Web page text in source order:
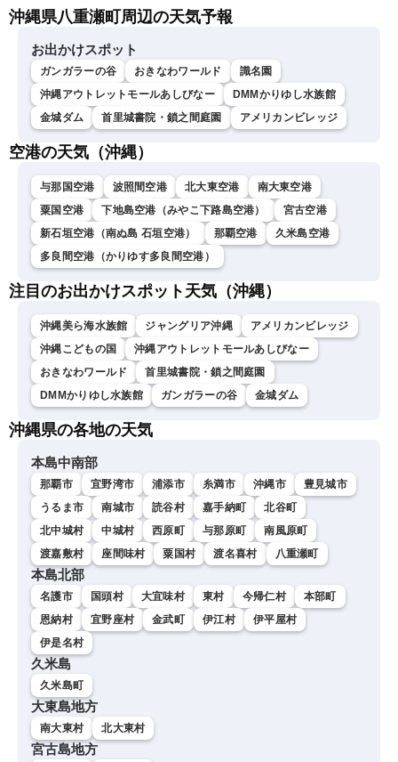
ースLiVEサンシャイン・魚
沖縄県八重瀬町周辺の天気予報
お出かけスポット
ガンガラーの谷 おきなわワールド
識名園
沖縄アウトレットモールあしびなー
DMMかりゆし水族館
金城ダム
首里城書院・鎖之間庭園 アメリカンビレッジ
空港の天気（沖縄）
与那国空港 波照間空港 北大東空港
南大東空港
粟国空港
下地島空港（みやこ下路島空港）
宮古空港
新石垣空港（南ぬ島 石垣空港）
那覇空港
久米島空港
多良間空港（かりゆす多良間空港）
注目のお出かけスポット天気（沖縄）
沖縄美ら海水族館 ジャングリア沖縄
アメリカンビレッジ
沖縄こどもの国
沖縄アウトレットモールあしびなー
おきなわワールド
首里城書院・鎖之間庭園
DMMかりゆし水族館
ガンガラーの谷 金城ダム
沖縄県の各地の天気
本島中南部
那覇市 宜野湾市 浦添市 糸満市 沖縄市
豊見城市
うるま市
南城市 読谷村 嘉手納町
北谷町
北中城村
中城村 西原町 与那原町
南風原町
渡嘉敷村
座間味村 粟国村 渡名喜村 八重瀬町
本島北部
名護市 国頭村 大宜味村 東村 今帰仁村
本部町
恩納村
宜野座村 金武町 伊江村
伊平屋村
伊是名村
久米島
久米島町
大東島地方
南大東村 北大東村
宮古島地方